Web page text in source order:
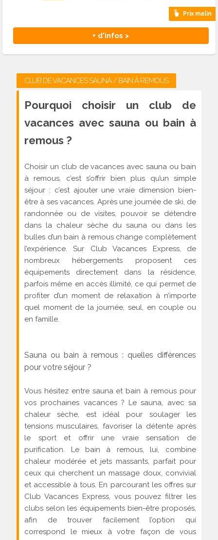
Prix malin
+ d'infos >
CLUB DE VACANCES SAUNA / BAIN À REMOUS
Pourquoi choisir un club de
vacances avec sauna ou bain à
remous ?
Choisir un club de vacances avec sauna ou bain
à remous, c’est s’offrir bien plus qu’un simple
séjour : c’est ajouter une vraie dimension bien-
être à ses vacances. Après une journée de ski, de
randonnée ou de visites, pouvoir se détendre
dans la chaleur sèche du sauna ou dans les
bulles d’un bain à remous change complètement
l’expérience. Sur Club Vacances Express, de
nombreux hébergements proposent ces
équipements directement dans la résidence,
parfois même en accès illimité, ce qui permet de
profiter d’un moment de relaxation à n’importe
quel moment de la journée, seul, en couple ou
en famille.
Sauna ou bain à remous : quelles différences
pour votre séjour ?
Vous hésitez entre sauna et bain à remous pour
vos prochaines vacances ? Le sauna, avec sa
chaleur sèche, est idéal pour soulager les
tensions musculaires, favoriser la détente après
le sport et offrir une vraie sensation de
purification. Le bain à remous, lui, combine
chaleur modérée et jets massants, parfait pour
ceux qui cherchent un massage doux, convivial
et accessible à tous. En parcourant les offres sur
Club Vacances Express, vous pouvez filtrer les
clubs selon les équipements bien-être proposés,
afin de trouver facilement l’option qui
correspond le mieux à votre façon de vous